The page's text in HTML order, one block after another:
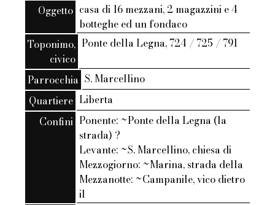
Oggetto casa di 16 mezzani, 2 magazzini e 4
botteghe ed un fondaco
Toponimo,
civico
Ponte della Legna, 724 / 725 / 791
Parrocchia S. Marcellino
Quartiere Liberta
Confini Ponente: ~Ponte della Legna (la
strada) ?
Levante: ~S. Marcellino, chiesa di
Mezzogiorno: ~Marina, strada della
Mezzanotte: ~Campanile, vico dietro
il